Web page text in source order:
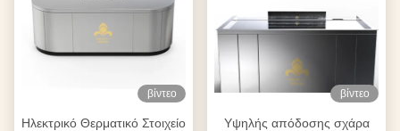
βίντεο
Ηλεκτρικό Θερματικό Στοιχείο
βίντεο
Υψηλής απόδοσης σχάρα